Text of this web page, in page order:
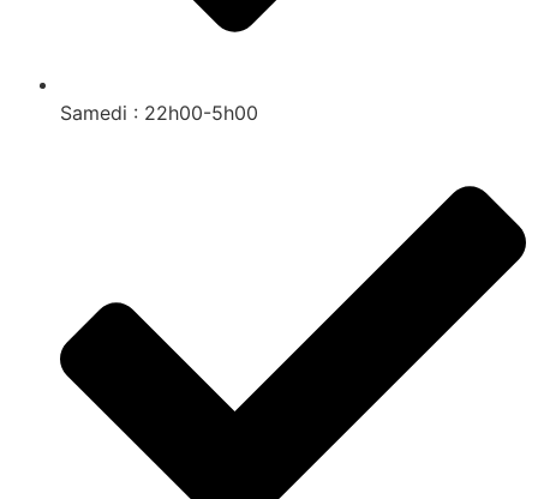
Samedi : 22h00-5h00